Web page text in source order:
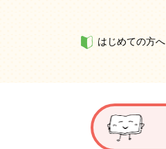
はじめての方へ